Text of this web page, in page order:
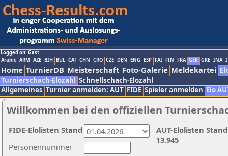
Logged on: Gast
Arabic ARM AZE BIH BUL CAT CHN CRO CZE DEN ENG ESP FAI FIN FRA GER GRE INA
Home TurnierDB Meisterschaft Foto-Galerie Meldekartei
Turnierschach-Elozahl Schnellschach-Elozahl
Allgemeines Turnier anmelden: AUT FIDE Spieler anmelden Elo
Willkommen bei den offiziellen
Personennummer
AUT-Elolisten
13.945
FIDE-Elolisten Stand